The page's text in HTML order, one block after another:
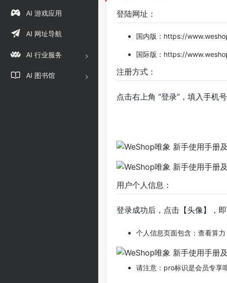
AI 游戏应用
AI 网址导航
AI 行业服务
AI 图书馆
登陆网址：
国内版： https://
国际版： https://
注册方式：
点击右上角 “登录”，填入手机
用户个人信息：
登录成功后，点击【头像】，
个人信息页面包含：查看算
请注意：pro标识是会员专享